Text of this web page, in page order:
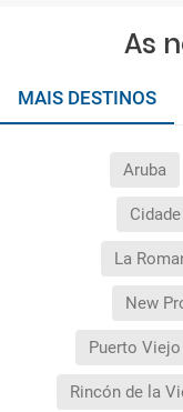
As
MAIS DESTINOS
Aruba
La
New
Puerto
Rincón de la